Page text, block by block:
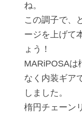
ね。
この調子で、
ージを上げて
ょう！
MARiPOSAは
なく内装ギア
しました。
楕円チェーン